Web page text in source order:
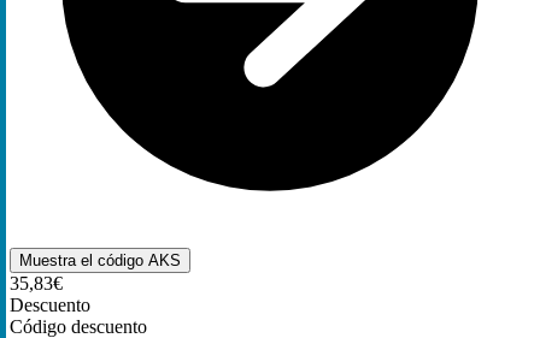
Muestra el código AKS
35,83€
Descuento
Código descuento